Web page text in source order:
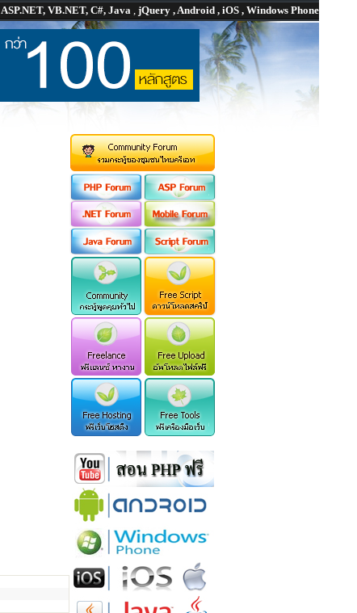
ASP.NET, VB.NET, C#, Java , jQuery , Android , iOS , Windows Phone